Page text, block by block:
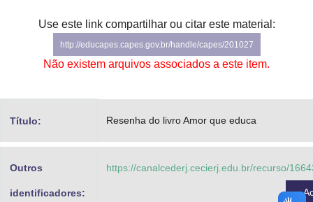
Advocacia-Geral da União
Banco Central do Brasil
Use este link compartilhar ou citar este material:
http://educapes.capes.gov.br/handle/capes/201027
Não existem arquivos associados a este item.
Título: Resenha do livro Amor que educa
Outros
identificadores:
https://canalcederj.cecierj.edu.br/recurso/